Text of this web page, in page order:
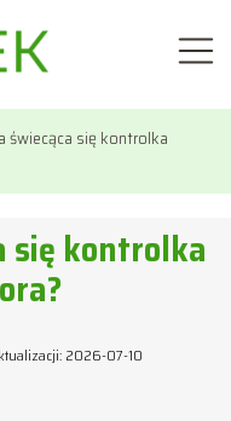
świecąca się kontrolka
się kontrolka
2026-07-10